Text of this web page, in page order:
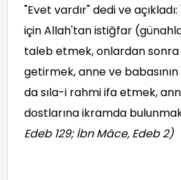
"Evet vardır" dedi ve
için Allah'tan istiğfar
taleb etmek, onlardan
getirmek, anne ve
da sıla-i rahmi ifa etmek,
dostlarına ikramda
Edeb 129; İbn Mâce, Edeb 2)